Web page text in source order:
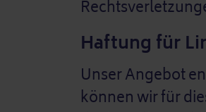
Haftung für
Unser Angebot
können wir für